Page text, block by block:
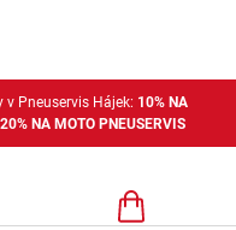
v Pneuservis Hájek: 10% NA
NA MOTO PNEUSERVIS
Nákupní